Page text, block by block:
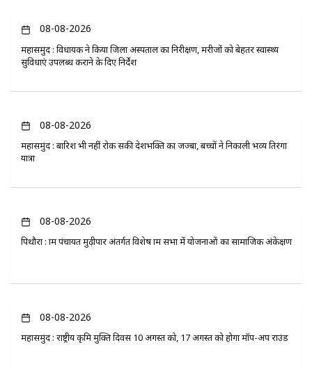
08-08-2026
महासमुंद : विधायक ने किया जिला अस्पताल का निरीक्षण, मरीजों को बेहतर स्वास्थ्य
सुविधाएं उपलब्ध कराने के दिए निर्देश
08-08-2026
महासमुंद : बारिश भी नहीं रोक सकी देशभक्ति का जज्बा, बच्चों ने निकाली भव्य तिरंगा
यात्रा
08-08-2026
पिथौरा : ग्राम पंचायत मुढ़ीपार अंतर्गत विशेष ग्राम सभा में योजनाओं का सामाजिक अंकेक्षण
08-08-2026
महासमुंद : राष्ट्रीय कृमि मुक्ति दिवस 10 अगस्त को, 17 अगस्त को होगा मॉप-अप राउंड